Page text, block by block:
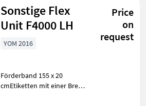
Sonstige Flex
Unit F4000 LH
Price
on
request
YOM 2016
Förderband 155 x 20
cmEtiketten mit einer Breite